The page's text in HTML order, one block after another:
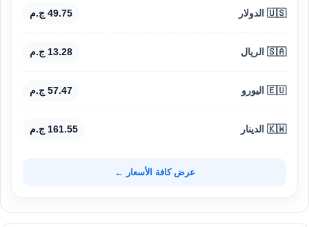
🇺🇸 الدولار 49.75 ج.م
🇸🇦 الريال 13.28 ج.م
🇪🇺 اليورو 57.47 ج.م
🇰🇼 الدينار 161.55 ج.م
عرض كافة الأسعار ←